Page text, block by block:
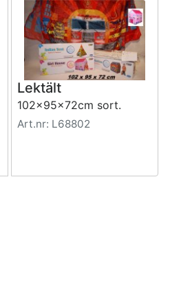
Lektält
102x95x72cm sort.
Art.nr: L68802